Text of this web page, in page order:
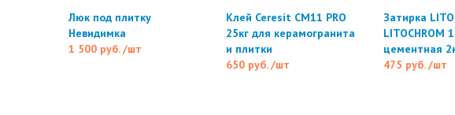
Люк под плитку
Невидимка
1 500 руб./шт
Клей Ceresit CM11 PRO
25кг для керамогранита
и плитки
650 руб./шт
Затирка
LITOCHROM
цементная
475 руб./шт